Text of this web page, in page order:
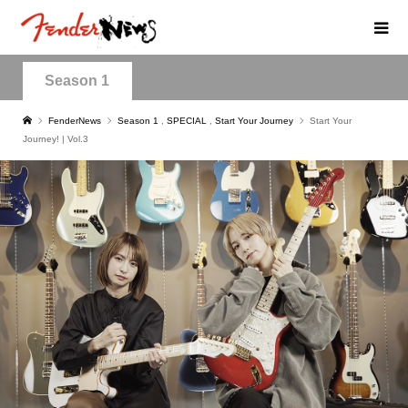
Season 1
FenderNews Season 1 SPECIAL Start Your Journey
Start Your
Journey! | Vol.3